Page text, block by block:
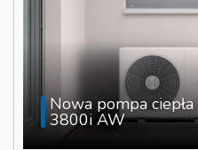
Nowa pompa
3800i AW